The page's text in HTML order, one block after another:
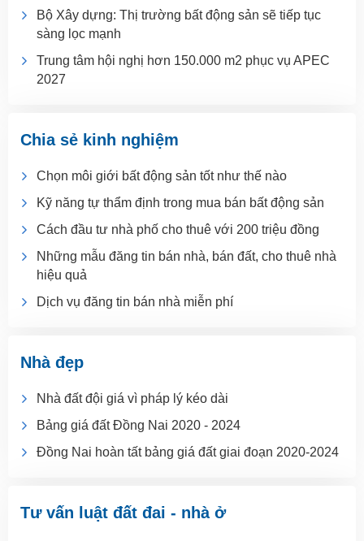
Bộ Xây dựng: Thị trường bất động sản sẽ tiếp tục
sàng lọc mạnh
Trung tâm hội nghị hơn 150.000 m2 phục vụ APEC
2027
Chia sẻ kinh nghiệm
Chọn môi giới bất động sản tốt như thế nào
Kỹ năng tự thẩm định trong mua bán bất động sản
Cách đầu tư nhà phố cho thuê với 200 triệu đồng
Những mẫu đăng tin bán nhà, bán đất, cho thuê nhà
hiệu quả
Dịch vụ đăng tin bán nhà miễn phí
Nhà đẹp
Nhà đất đội giá vì pháp lý kéo dài
Bảng giá đất Đồng Nai 2020 - 2024
Đồng Nai hoàn tất bảng giá đất giai đoạn 2020-2024
Tư vấn luật đất đai - nhà ở